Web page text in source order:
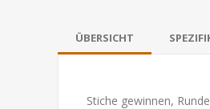
ÜBERSICHT
Stiche gewinnen,